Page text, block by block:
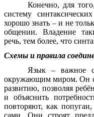
Конечно, для
систему
хорошо знать – и не
общении. Владение
речь, тем более, что
Схемы и правила
Язык – важное
окружающим миром. Он
развитию, позволяя
и объяснить
повторяют, как
сами. Они строят